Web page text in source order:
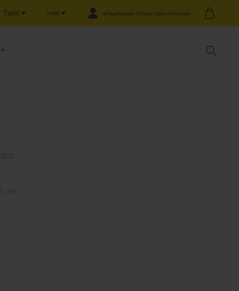
Tamil India உள்நுழையவும் அல்லது பதிவு செய்யவும்